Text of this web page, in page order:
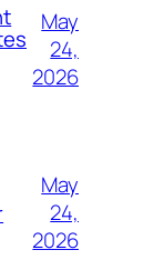
May
24,
2026
May
24,
2026